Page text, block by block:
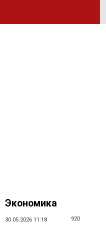
Экономика
30.05.2026 11:18 920